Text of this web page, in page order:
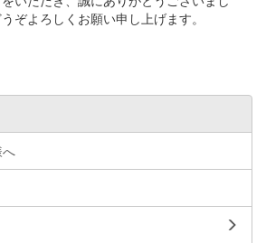
ぞよろしくお願い申し上げます。